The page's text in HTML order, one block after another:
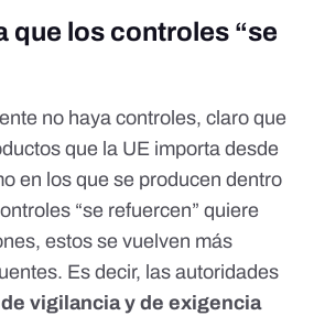
que los controles “se
no haya controles, claro que
que la UE importa desde
en los que se producen dentro
“se refuercen” quiere
estos se vuelven más
Es decir, las autoridades
vigilancia y de exigencia